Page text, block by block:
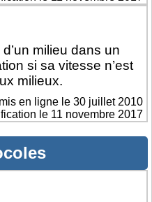
milieu dans un
si sa vitesse n’est
milieux.
en ligne le 30 juillet 2010
le 11 novembre 2017